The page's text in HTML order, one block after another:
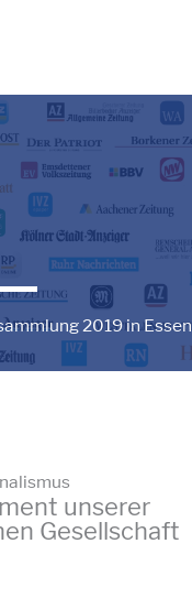
2019 in Essen
unserer
Gesellschaft